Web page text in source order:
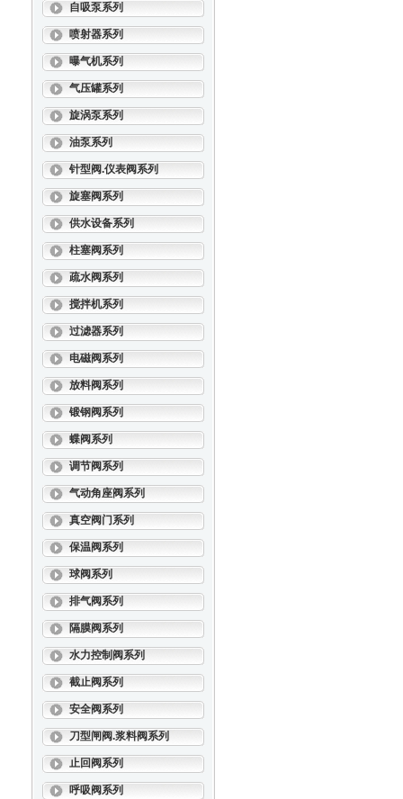
自吸泵系列
喷射器系列
曝气机系列
气压罐系列
旋涡泵系列
油泵系列
针型阀.仪表阀系列
旋塞阀系列
供水设备系列
柱塞阀系列
疏水阀系列
搅拌机系列
过滤器系列
电磁阀系列
放料阀系列
锻钢阀系列
蝶阀系列
调节阀系列
气动角座阀系列
真空阀门系列
保温阀系列
球阀系列
排气阀系列
隔膜阀系列
水力控制阀系列
截止阀系列
安全阀系列
刀型闸阀.浆料阀系列
止回阀系列
呼吸阀系列